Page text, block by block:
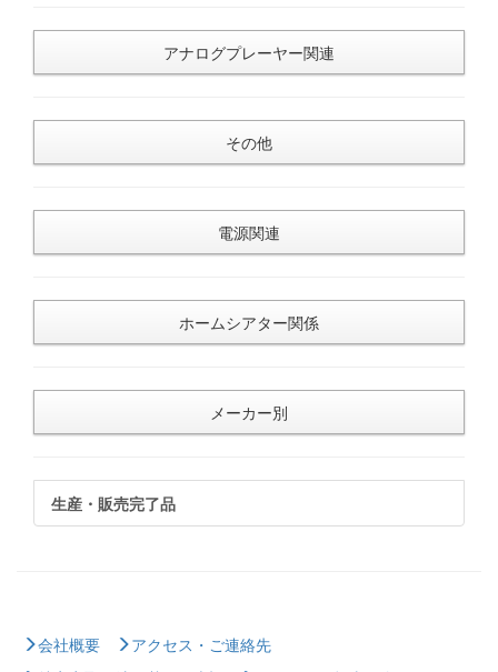
アナログプレーヤー関連
その他
電源関連
ホームシアター関係
メーカー別
生産・販売完了品
会社概要
アクセス・ご連絡先